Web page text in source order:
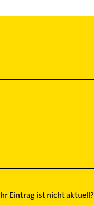
Eintrag ist nicht aktuell?